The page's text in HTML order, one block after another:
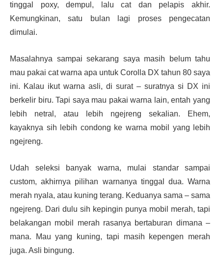
tinggal poxy, dempul, lalu cat dan pelapis akhir.
Kemungkinan, satu bulan lagi proses pengecatan
dimulai.
Masalahnya sampai sekarang saya masih belum tahu
mau pakai cat warna apa untuk Corolla DX tahun 80 saya
ini. Kalau ikut warna asli, di surat – suratnya si DX ini
berkelir biru. Tapi saya mau pakai warna lain, entah yang
lebih netral, atau lebih ngejreng sekalian. Ehem,
kayaknya sih lebih condong ke warna mobil yang lebih
ngejreng.
Udah seleksi banyak warna, mulai standar sampai
custom, akhirnya pilihan warnanya tinggal dua. Warna
merah nyala, atau kuning terang. Keduanya sama – sama
ngejreng. Dari dulu sih kepingin punya mobil merah, tapi
belakangan mobil merah rasanya bertaburan dimana –
mana. Mau yang kuning, tapi masih kepengen merah
juga. Asli bingung.